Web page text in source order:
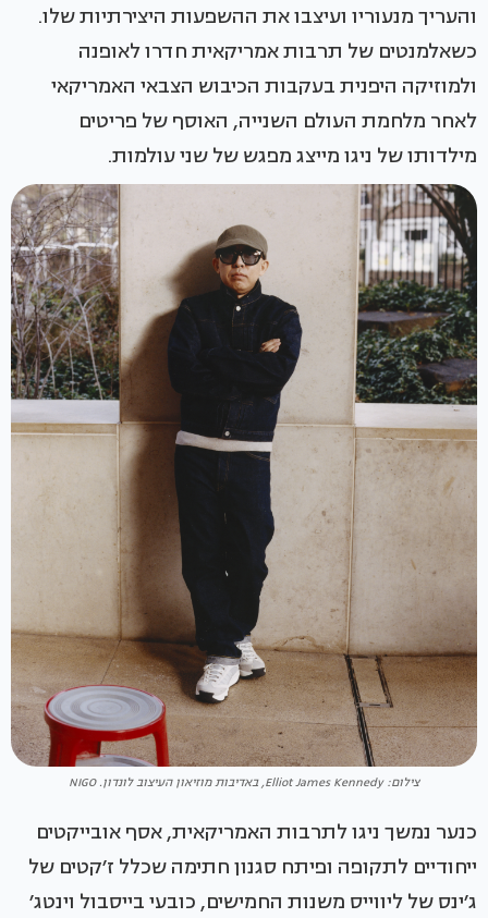
והעריך מנעוריו ועיצבו את ההשפעות היצירתיות שלו.
כשאלמנטים של תרבות אמריקאית חדרו לאופנה
ולמוזיקה היפנית בעקבות הכיבוש הצבאי האמריקאי
לאחר מלחמת העולם השנייה, האוסף של פריטים
מילדותו של ניגו מייצג מפגש של שני עולמות.
צילום: Elliot James Kennedy, באדיבות מוזיאון העיצוב לונדון. NIGO
כנער נמשך ניגו לתרבות האמריקאית, אסף אובייקטים
ייחודיים לתקופה ופיתח סגנון חתימה שכלל ז׳קטים של
ג׳ינס של ליווייס משנות החמישים, כובעי בייסבול וינטג׳